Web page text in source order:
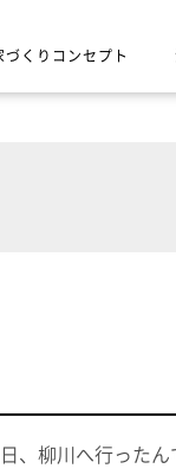
づくりコンセプト
、柳川へ行った